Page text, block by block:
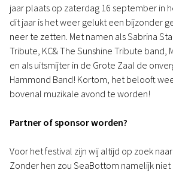
jaar plaats op zaterdag 16 september in
dit jaar is het weer gelukt een bijzonder
neer te zetten. Met namen als Sabrina
Tribute, KC& The Sunshine Tribute band,
en als uitsmijter in de Grote Zaal de
Hammond Band! Kortom, het belooft
bovenal muzikale avond te worden!
Partner of sponsor worden?
Voor het festival zijn wij altijd op zoek
Zonder hen zou SeaBottom namelijk niet